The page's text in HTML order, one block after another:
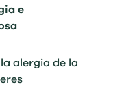
e
alergia de la